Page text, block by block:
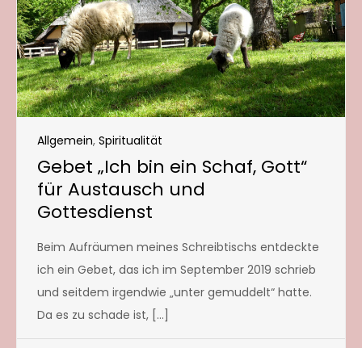
Allgemein, Spiritualität
Gebet „Ich bin ein Schaf, Gott“
für Austausch und
Gottesdienst
Beim Aufräumen meines Schreibtischs entdeckte
ich ein Gebet, das ich im September 2019 schrieb
und seitdem irgendwie „unter gemuddelt“ hatte.
Da es zu schade ist, […]